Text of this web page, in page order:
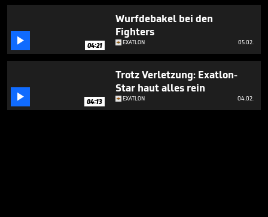
 04:21
Wurfdebakel bei den
Fighters
EXATLON 05.02.
 04:13
Trotz Verletzung: Exatlon-
Star haut alles rein
EXATLON 04.02.